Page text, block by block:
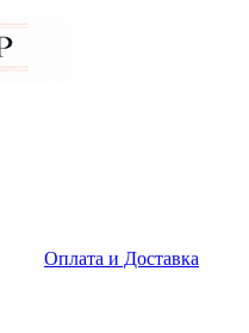
Оплата и Доставка